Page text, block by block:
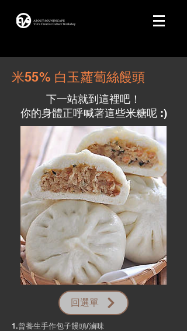
米55% 白玉蘿蔔絲饅頭
下一站就到這裡吧！
​你的身體正呼喊著這些米糖呢 :)
回選單
1.曾養生手作包子饅頭/滷味